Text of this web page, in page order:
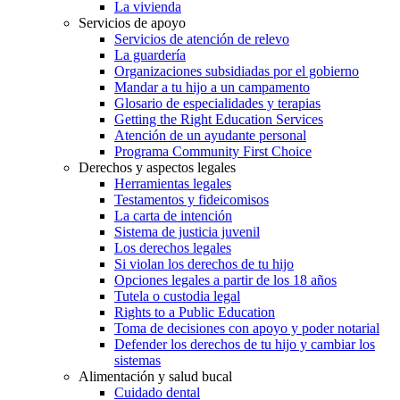
La vivienda
Servicios de apoyo
Servicios de atención de relevo
La guardería
Organizaciones subsidiadas por el gobierno
Mandar a tu hijo a un campamento
Glosario de especialidades y terapias
Getting the Right Education Services
Atención de un ayudante personal
Programa Community First Choice
Derechos y aspectos legales
Herramientas legales
Testamentos y fideicomisos
La carta de intención
Sistema de justicia juvenil
Los derechos legales
Si violan los derechos de tu hijo
Opciones legales a partir de los 18 años
Tutela o custodia legal
Rights to a Public Education
Toma de decisiones con apoyo y poder notarial
Defender los derechos de tu hijo y cambiar los
sistemas
Alimentación y salud bucal
Cuidado dental